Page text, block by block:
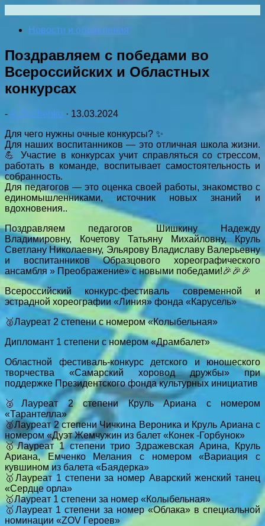
содержимому
Новости и объявления
Поздравляем с победами во
Всероссийских и Областных
конкурсах
-A. Bozhenko · 13.03.2024
Для чего нужны очные конкурсы? ✨
Для наших воспитанников — это отличная школа жизни.
💪 Участие в конкурсах учит справляться со стрессом,
работать в команде, воспитывает самостоятельность и
собранность.
Для педагогов — это оценка своей работы, знакомство с
единомышленниками, источник новых знаний и
вдохновения..
Поздравляем педагогов Шишкину Надежду
Владимировну, Кочетову Татьяну Михайловну, Круль
Светлану Николаевну, Эльярову Владиславу Валерьевну
и воспитанников Образцового хореографического
ансамбля » Преображение» с новыми победами!🎉🎉🎉
Всероссийский конкурс-фестиваль современной и
эстрадной хореографии «Линия» фонда «Карусель»
🥈Лауреат 2 степени с номером «Колыбельная»
Дипломант 1 степени с номером «Драмбалет»
Областной фестиваль-конкурс детского и юношеского
творчества «Самарский хоровод дружбы» при
поддержке Президентского фонда культурных инициатив
🥈Лауреат 2 степени Круль Ариана с номером
«Тарантелла»
🥈Лауреат 2 степени Чичкина Вероника и Круль Ариана с
номером «Дуэт Жемчужин из балет «Конек -Горбунок»
🥇Лауреат 1 степени трио Здражевская Арина, Круль
Ариана, Емченко Мелания с номером «Вариация с
кувшином из балета «Баядерка»
🥇Лауреат 1 степени за номер Аварский женский танец
«Сердце орла»
🥇Лауреат 1 степени за номер «Колыбельная»
🥇Лауреат 1 степени за номер «Облака» в специальной
номинации «ZOV Героев»